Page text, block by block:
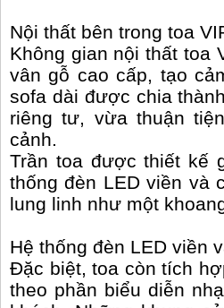
Nội thất bên trong toa
Không gian nội thất toa
vân gỗ cao cấp, tạo
sofa dài được chia
riêng tư, vừa thuận
cảnh.
Trần toa được thiết kế
thống đèn LED viền và
lung linh như một
Hệ thống đèn LED viền
Đặc biệt, toa còn tích
theo phần biểu diễn